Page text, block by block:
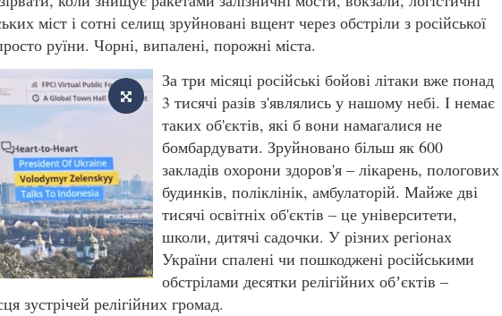
міст і сотні селищ зруйновані вщент через обстріли з російської
руїни. Чорні, випалені, порожні міста.
За три місяці російські бойові літаки вже понад
3 тисячі разів з'являлись у нашому небі. І немає
таких об'єктів, які б вони намагалися не
бомбардувати. Зруйновано більш як 600
закладів охорони здоров'я – лікарень, пологових
будинків, поліклінік, амбулаторій. Майже дві
тисячі освітніх об'єктів – це університети,
школи, дитячі садочки. У різних регіонах
України спалені чи пошкоджені російськими
обстрілами десятки релігійних обʼєктів –
зустрічей релігійних громад.